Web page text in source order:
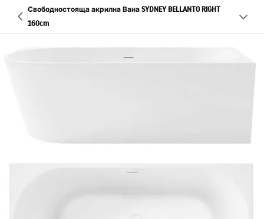
Свободностояща акрилна Вана SYDNEY BELLANTO RIGHT
160cm